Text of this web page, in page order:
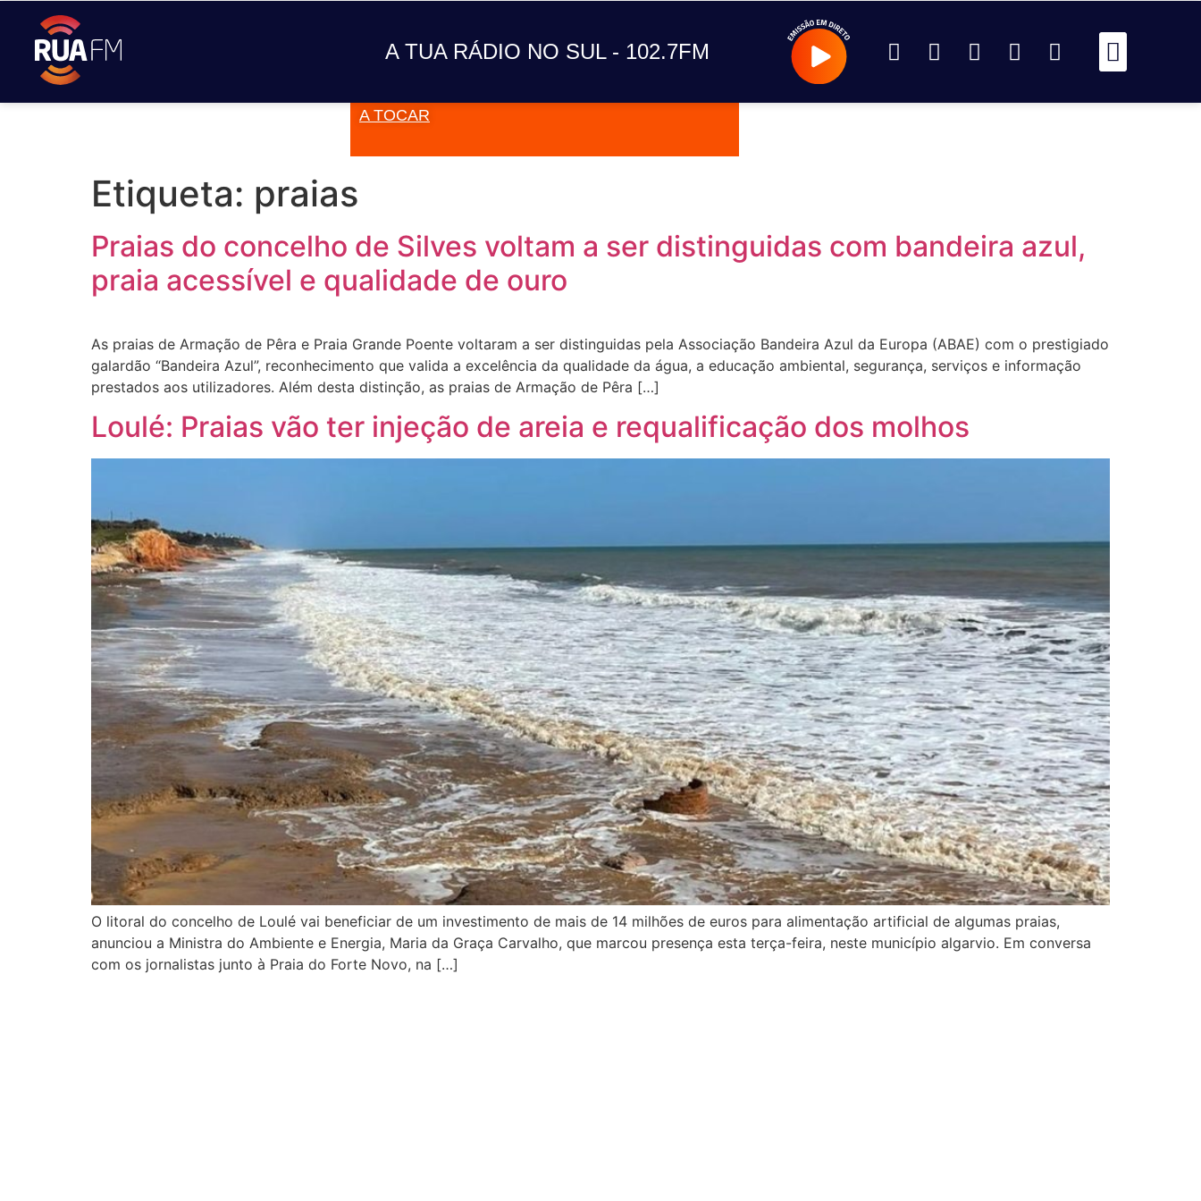
A TUA RÁDIO NO SUL - 102.7FM
A TUA RÁDIO NO SUL
A TOCAR
Etiqueta: praias
Praias do concelho de Silves voltam a ser distinguidas com bandeira azul,
praia acessível e qualidade de ouro
As praias de Armação de Pêra e Praia Grande Poente voltaram a ser distinguidas pela Associação Bandeira Azul da Europa (ABAE) com o prestigiado
galardão “Bandeira Azul”, reconhecimento que valida a excelência da qualidade da água, a educação ambiental, segurança, serviços e informação
prestados aos utilizadores. Além desta distinção, as praias de Armação de Pêra […]
Loulé: Praias vão ter injeção de areia e requalificação dos molhos
O litoral do concelho de Loulé vai beneficiar de um investimento de mais de 14 milhões de euros para alimentação artificial de algumas praias,
anunciou a Ministra do Ambiente e Energia, Maria da Graça Carvalho, que marcou presença esta terça-feira, neste município algarvio. Em conversa
com os jornalistas junto à Praia do Forte Novo, na […]